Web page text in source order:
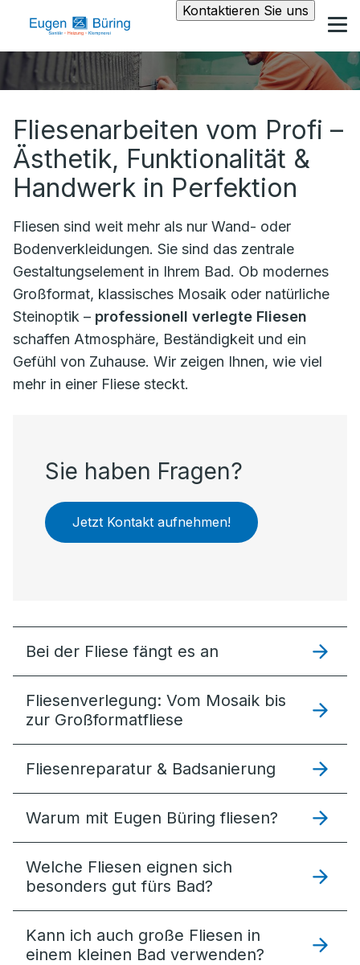
Kontaktieren Sie uns
Fliesenarbeiten vom Profi –
Ästhetik, Funktionalität &
Handwerk in Perfektion
Fliesen sind weit mehr als nur Wand- oder
Bodenverkleidungen. Sie sind das zentrale
Gestaltungselement in Ihrem Bad. Ob modernes
Großformat, klassisches Mosaik oder natürliche
Steinoptik – professionell verlegte Fliesen
schaffen Atmosphäre, Beständigkeit und ein
Gefühl von Zuhause. Wir zeigen Ihnen, wie viel
mehr in einer Fliese steckt.
Sie haben Fragen?
Jetzt Kontakt aufnehmen!
Bei der Fliese fängt es an
Fliesenverlegung: Vom Mosaik bis
zur Großformatfliese
Fliesenreparatur & Badsanierung
Warum mit Eugen Büring fliesen?
Welche Fliesen eignen sich
besonders gut fürs Bad?
Kann ich auch große Fliesen in
einem kleinen Bad verwenden?